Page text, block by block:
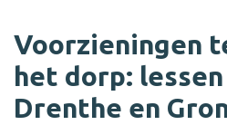
Voorzieningen
het dorp:
Drenthe en